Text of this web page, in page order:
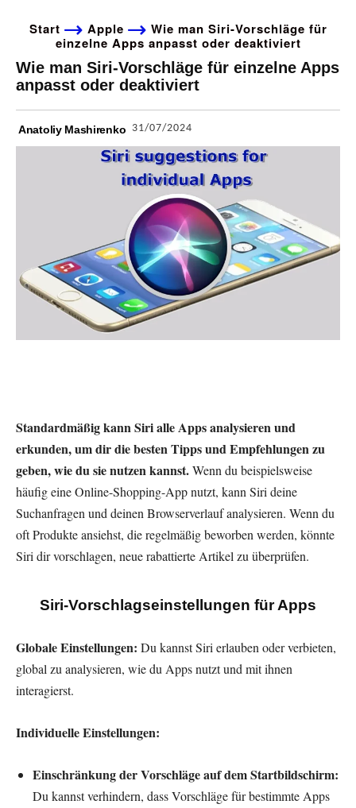
Start Apple
Wie man Siri-Vorschläge für
einzelne Apps anpasst oder deaktiviert
Wie man Siri-Vorschläge für einzelne Apps
anpasst oder deaktiviert
Anatoliy Mashirenko 31/07/2024
Standardmäßig kann Siri alle Apps analysieren und
erkunden, um dir die besten Tipps und Empfehlungen zu
geben, wie du sie nutzen kannst.Wenn du beispielsweise
häufig eine Online-Shopping-App nutzt, kann Siri deine
Suchanfragen und deinen Browserverlauf analysieren. Wenn du
oft Produkte ansiehst, die regelmäßig beworben werden, könnte
Siri dir vorschlagen, neue rabattierte Artikel zu überprüfen.
Siri-Vorschlagseinstellungen für Apps
Globale Einstellungen: Du kannst Siri erlauben oder verbieten,
global zu analysieren, wie du Apps nutzt und mit ihnen
interagierst.
Individuelle Einstellungen:
Einschränkung der Vorschläge auf dem Startbildschirm:
Du kannst verhindern, dass Vorschläge für bestimmte Apps